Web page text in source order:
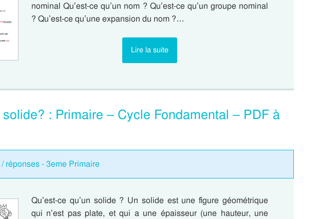
nominal Qu’est-ce qu’un nom ? Qu’est-ce qu’un groupe nominal
? Qu’est-ce qu’une expansion du nom ?…
Lire la suite
solide? : Primaire – Cycle Fondamental – PDF à
réponses - 3eme Primaire
Qu’est-ce qu’un solide ? Un solide est une figure géométrique
qui n’est pas plate, et qui a une épaisseur (une hauteur, une